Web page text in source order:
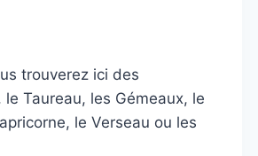
trouverez ici des
Taureau, les Gémeaux, le
le Verseau ou les